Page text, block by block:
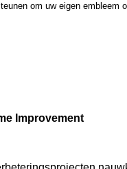
om uw eigen embleem
Improvement